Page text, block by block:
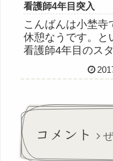
看護師4年目突入
こんばんは小埜寺
休憩なうです。と
看護師4年目のス
勤でございます。
ったのかーとび
す。
コメント